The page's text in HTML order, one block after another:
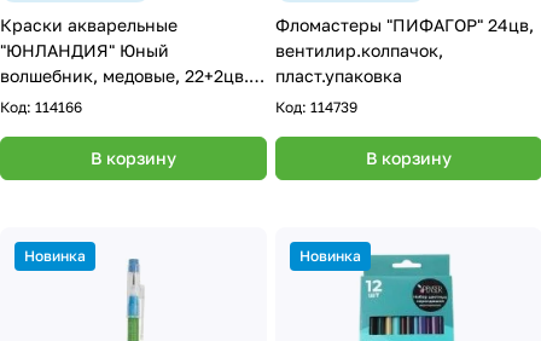
Краски акварельные
"ЮНЛАНДИЯ" Юный
волшебник, медовые, 22+2цв.
(золото+серебро), круглые
Код: 114166
В корзину
Фломастеры "ПИФАГОР" 24цв,
вентилир.колпачок,
пласт.упаковка
Код: 114739
В корзину
Новинка Новинка